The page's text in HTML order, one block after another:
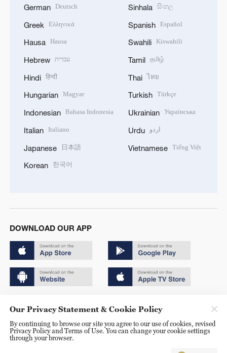
German Deutsch
Greek Ελληνικά
Hausa Hausa
Hebrew עברית
Hindi हिन्दी
Hungarian Magyar
Indonesian Bahasa Indonesia
Italian Italiano
Japanese 日本語
Korean 한국어
Sinhala සිංහල
Spanish Español
Swahili Kiswahili
Tamil தமிழ்
Thai ไทย
Turkish Türkçe
Ukrainian Українська
Urdu اردو
Vietnamese Tiếng Việt
DOWNLOAD OUR APP
京ICP备20000184号
京公网安备 11010502050052号
Our Privacy Statement & Cookie Policy
By continuing to browse our site you agree to our use of cookies, revised
Privacy Policy and Terms of Use. You can change your cookie settings
through your browser.